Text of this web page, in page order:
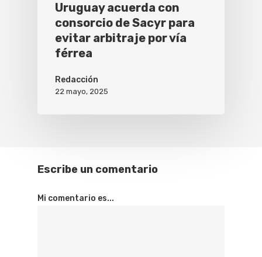
Uruguay acuerda con
consorcio de Sacyr para
evitar arbitraje por vía
férrea
Redacción
22 mayo, 2025
Escribe un comentario
Mi comentario es...